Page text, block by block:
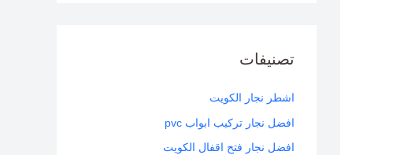
تصنيفات
اشطر نجار الكويت
افضل نجار تركيب ابواب pvc
افضل نجار فتح اقفال الكويت